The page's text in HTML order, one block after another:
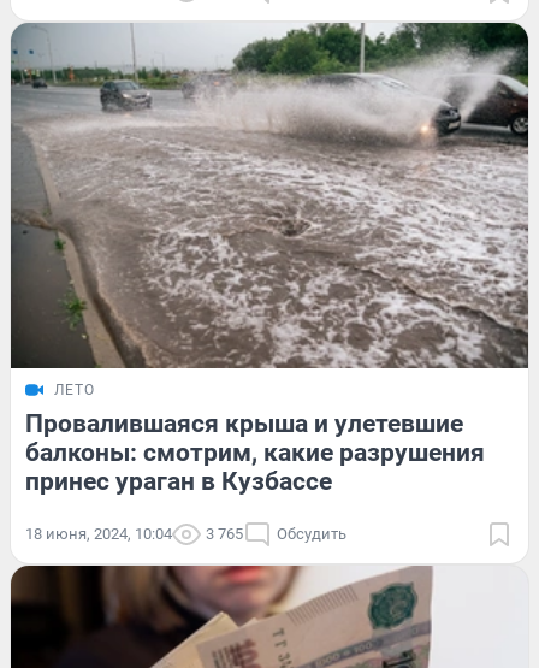
ЛЕТО
Провалившаяся крыша и улетевшие
балконы: смотрим, какие разрушения
принес ураган в Кузбассе
18 июня, 2024, 10:04 3 765 Обсудить